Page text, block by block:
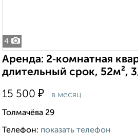
4
Аренда: 2‑комнатная
длительный срок, 52м²,
15 500 ₽ в месяц
Толмачёва 29
Телефон: показать телефон